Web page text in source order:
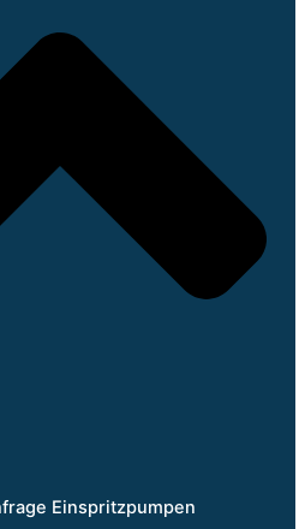
Einspritzpumpen